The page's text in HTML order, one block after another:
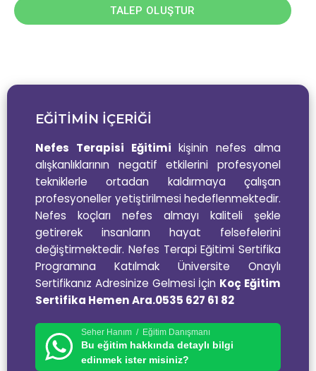
EĞİTİMİN İÇERİĞİ
Nefes Terapisi Eğitimi kişinin nefes alma
alışkanlıklarının negatif etkilerini profesyonel
tekniklerle ortadan kaldırmaya çalışan
profesyoneller yetiştirilmesi hedeflenmektedir.
Nefes koçları nefes almayı kaliteli şekle
getirerek insanların hayat felsefelerini
değiştirmektedir. Nefes Terapi Eğitimi Sertifika
Programına Katılmak Üniversite Onaylı
Sertifikanız Adresinize Gelmesi İçin Koç Eğitim
Sertifika Hemen Ara.0535 627 61 82
Seher Hanım / Eğitim Danışmanı
Bu eğitim hakkında detaylı bilgi
edinmek ister misiniz?
TALEP OLUŞTUR